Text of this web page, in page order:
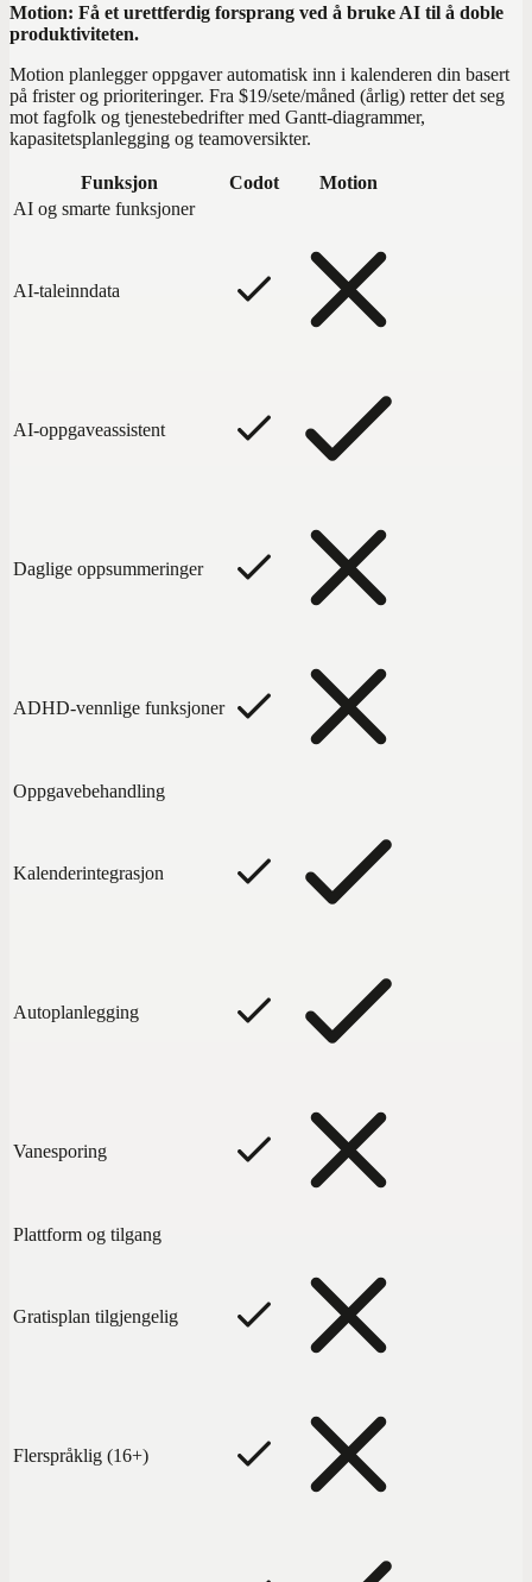
Motion: Få et urettferdig forsprang ved å bruke AI til å doble
produktiviteten.
Motion planlegger oppgaver automatisk inn i kalenderen din basert
på frister og prioriteringer. Fra $19/sete/måned (årlig) retter det seg
mot fagfolk og tjenestebedrifter med Gantt-diagrammer,
kapasitetsplanlegging og teamoversikter.
Funksjon Codot
Motion
AI og smarte funksjoner
AI-taleinndata
AI-oppgaveassistent
Daglige oppsummeringer
ADHD-vennlige funksjoner
Oppgavebehandling
Kalenderintegrasjon
Autoplanlegging
Vanesporing
Plattform og tilgang
Gratisplan tilgjengelig
Flerspråklig (16+)